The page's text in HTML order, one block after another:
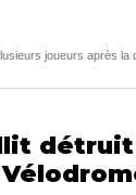
joueurs après la